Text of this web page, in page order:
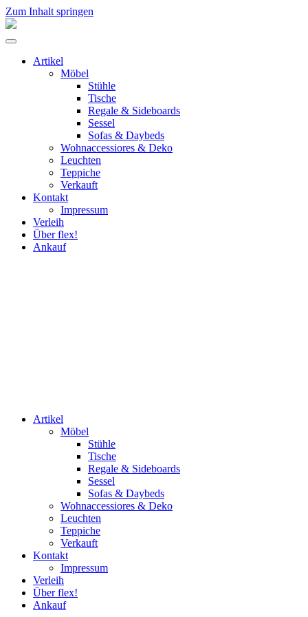
Zum Inhalt springen
flex!
vintage
Menü
umschalten
Artikel
Möbel
Stühle
Tische
Regale & Sideboards
Sessel
Sofas & Daybeds
Wohnaccessiores & Deko
Leuchten
Teppiche
Verkauft
Kontakt
Impressum
Verleih
Über flex!
Ankauf
Artikel
Möbel
Stühle
Tische
Regale & Sideboards
Sessel
Sofas & Daybeds
Wohnaccessiores & Deko
Leuchten
Teppiche
Verkauft
Kontakt
Impressum
Verleih
Über flex!
Ankauf